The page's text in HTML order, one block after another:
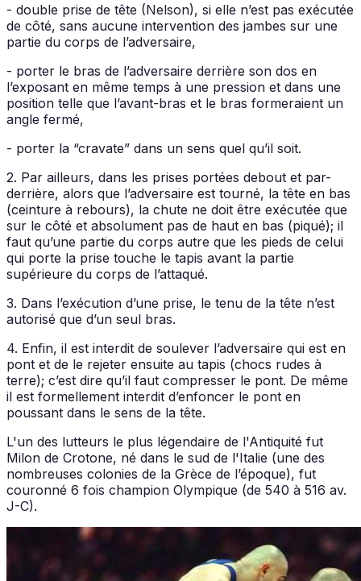
- double prise de tête (Nelson), si elle n’est pas exécutée
de côté, sans aucune intervention des jambes sur une
partie du corps de l’adversaire,
- porter le bras de l’adversaire derrière son dos en
l’exposant en même temps à une pression et dans une
position telle que l’avant-bras et le bras formeraient un
angle fermé,
- porter la “cravate” dans un sens quel qu’il soit.
2. Par ailleurs, dans les prises portées debout et par-
derrière, alors que l’adversaire est tourné, la tête en bas
(ceinture à rebours), la chute ne doit être exécutée que
sur le côté et absolument pas de haut en bas (piqué); il
faut qu’une partie du corps autre que les pieds de celui
qui porte la prise touche le tapis avant la partie
supérieure du corps de l’attaqué.
3. Dans l’exécution d’une prise, le tenu de la tête n’est
autorisé que d’un seul bras.
4. Enfin, il est interdit de soulever l’adversaire qui est en
pont et de le rejeter ensuite au tapis (chocs rudes à
terre); c’est dire qu’il faut compresser le pont. De même
il est formellement interdit d’enfoncer le pont en
poussant dans le sens de la tête.
L'un des lutteurs le plus légendaire de l'Antiquité fut
Milon de Crotone, né dans le sud de l'Italie (une des
nombreuses colonies de la Grèce de l’époque), fut
couronné 6 fois champion Olympique (de 540 à 516 av.
J-C).